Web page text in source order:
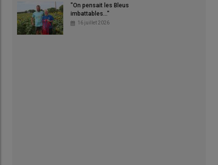
"On pensait les Bleus
imbattables..."
16 juillet 2026